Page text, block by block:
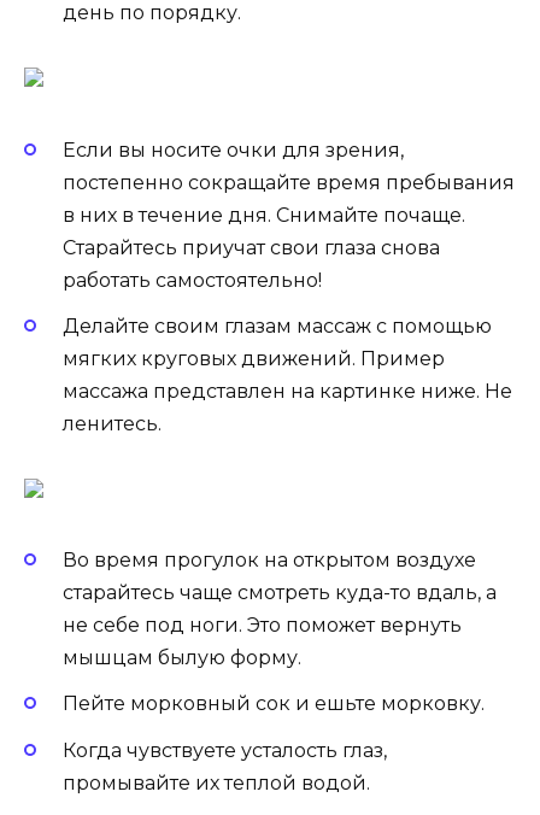
день по порядку.
Если вы носите очки для зрения,
постепенно сокращайте время пребывания
в них в течение дня. Снимайте почаще.
Старайтесь приучат свои глаза снова
работать самостоятельно!
Делайте своим глазам массаж с помощью
мягких круговых движений. Пример
массажа представлен на картинке ниже. Не
ленитесь.
Во время прогулок на открытом воздухе
старайтесь чаще смотреть куда-то вдаль, а
не себе под ноги. Это поможет вернуть
мышцам былую форму.
Пейте морковный сок и ешьте морковку.
Когда чувствуете усталость глаз,
промывайте их теплой водой.